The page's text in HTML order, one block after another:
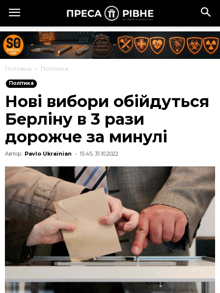
Головна Політика
Політика
Нові вибори обійдуться
Берліну в 3 рази
дорожче за минулі
Автор: Pavlo Ukrainian - 15:45, 31.10.2022